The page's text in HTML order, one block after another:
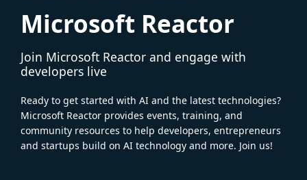
Microsoft Reactor
Join Microsoft Reactor and engage with
developers live
Ready to get started with AI and the latest technologies?
Microsoft Reactor provides events, training, and
community resources to help developers, entrepreneurs
and startups build on AI technology and more. Join us!